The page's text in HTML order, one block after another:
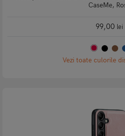
CaseMe,
99,00 lei
Vezi toate culorile